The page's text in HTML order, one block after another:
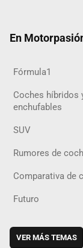
En
Fórmula1
Coches híbridos
enchufables
SUV
Rumores de
Comparativa de
Futuro
VER MÁS TEMAS